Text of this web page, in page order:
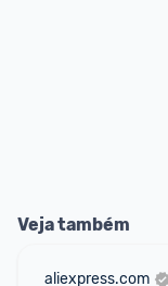
Veja também
aliexpress.com